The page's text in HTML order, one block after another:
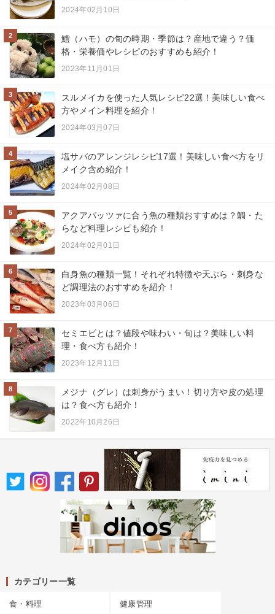
2024年02月10日
2
鱧（ハモ）の旬の時期・季節は？産地で違う？価
格・栄養価やレシピのおすすめも紹介！
2023年11月01日
3
スルメイカを使った人気レシピ22選！美味しい食べ
方やメイン料理を紹介！
2024年03月07日
4
塩サバのアレンジレシピ17選！美味しい食べ方をリ
メイク含め紹介！
2024年02月08日
5
アクアパッツァに合う魚の種類おすすめは？鯛・た
らなど料理レシピも紹介！
2024年02月01日
6
白身魚の種類一覧！それぞれ特徴や天ぷら・刺身な
ど調理法のおすすめを紹介！
2023年03月06日
7
セミエビとは？値段や味わい・旬は？美味しい料
理・食べ方も紹介！
2023年12月11日
8
メジナ（グレ）は刺身がうまい！切り方や皮の処理
は？食べ方も紹介！
2022年10月26日
カテゴリー一覧
食・料理 健康管理